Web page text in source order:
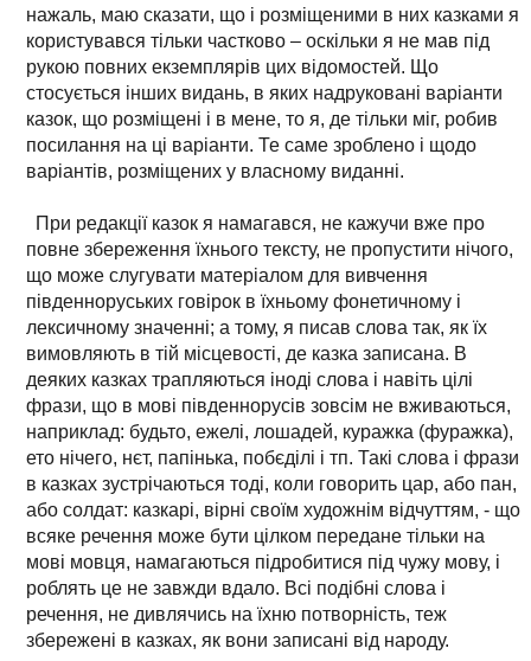
нажаль, маю сказати, що і розміщеними в них казками я
користувався тільки частково – оскільки я не мав під
рукою повних екземплярів цих відомостей. Що
стосується інших видань, в яких надруковані варіанти
казок, що розміщені і в мене, то я, де тільки міг, робив
посилання на ці варіанти. Те саме зроблено і щодо
варіантів, розміщених у власному виданні.
При редакції казок я намагався, не кажучи вже про
повне збереження їхнього тексту, не пропустити нічого,
що може слугувати матеріалом для вивчення
південноруських говірок в їхньому фонетичному і
лексичному значенні; а тому, я писав слова так, як їх
вимовляють в тій місцевості, де казка записана. В
деяких казках трапляються іноді слова і навіть цілі
фрази, що в мові південнорусів зовсім не вживаються,
наприклад: будьто, ежелі, лошадей, куражка (фуражка),
ето нічего, нєт, папінька, побєділі і тп. Такі слова і фрази
в казках зустрічаються тоді, коли говорить цар, або пан,
або солдат: казкарі, вірні своїм художнім відчуттям, - що
всяке речення може бути цілком передане тільки на
мові мовця, намагаються підробитися під чужу мову, і
роблять це не завжди вдало. Всі подібні слова і
речення, не дивлячись на їхню потворність, теж
збережені в казках, як вони записані від народу.